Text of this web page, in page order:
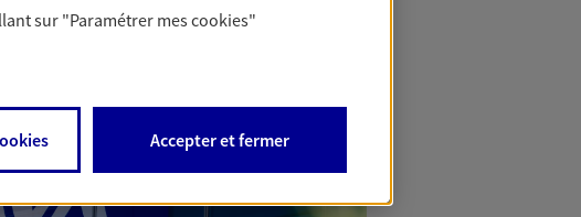
sur "Paramétrer mescookies"
Accepter et fermer